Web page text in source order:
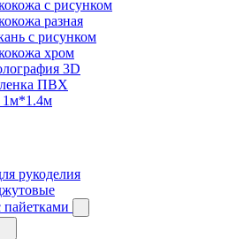
с рисунком
разная
с рисунком
хром
3D
ПВХ
1м*1.4м
рукоделия
пайетками